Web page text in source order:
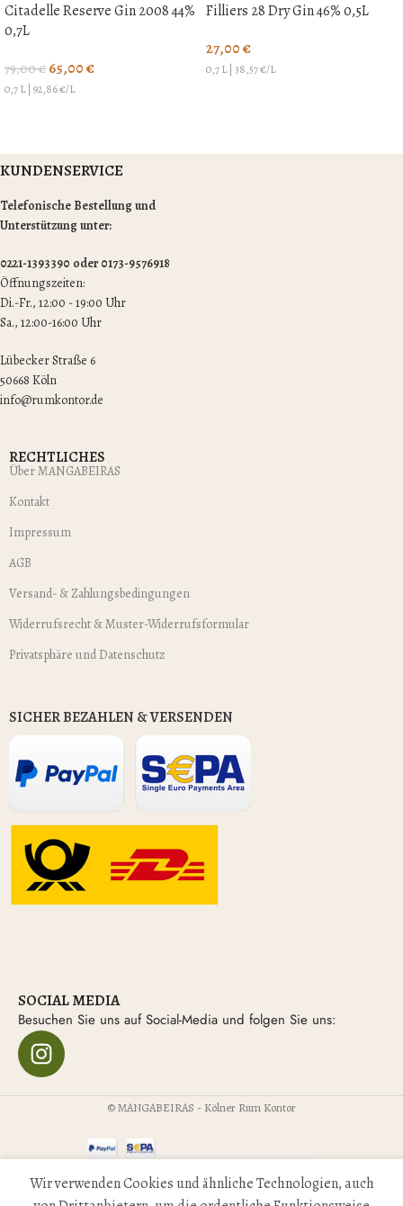
Citadelle Reserve Gin 2008 44%
0,7L
79,00€ 65,00€
0,7 L| 92,86€/L
Filliers 28 Dry Gin 46% 0,5L
27,00€
0,7 L| 38,57€/L
KUNDENSERVICE
Telefonische Bestellung und
Unterstützung unter:
0221-1393390 oder 0173-9576918
Öffnungszeiten:
Di.-Fr., 12:00 - 19:00 Uhr
Sa., 12:00-16:00 Uhr
Lübecker Straße 6
50668 Köln
info@rumkontor.de
RECHTLICHES
Über MANGABEIRAS
Kontakt
Impressum
AGB
Versand- & Zahlungsbedingungen
Widerrufsrecht & Muster-Widerrufsformular
Privatsphäre und Datenschutz
SICHER BEZAHLEN & VERSENDEN
SOCIAL MEDIA
Besuchen Sie uns auf Social-Media und folgen Sie uns:
© MANGABEIRAS - Kölner Rum Kontor
Wir verwenden Cookies und ähnliche Technologien, auch
Alle Preise inkl. der gesetzlichen MwSt.